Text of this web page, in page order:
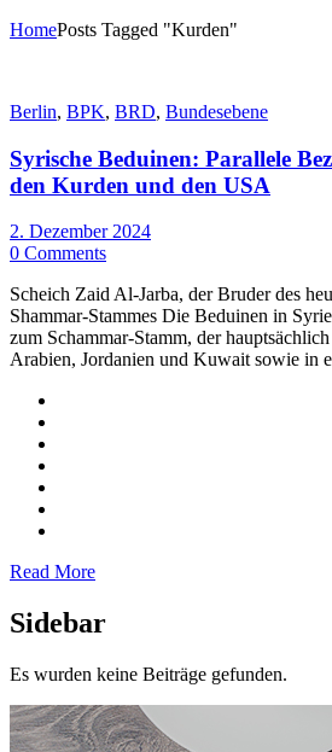
HomePosts Tagged "Kurden"
Berlin, BPK, BRD, Bundesebene
Syrische Beduinen: Parallele
den Kurden und den USA
2. Dezember 2024
0 Comments
Scheich Zaid Al-Jarba, der Bruder des
Shammar-Stammes Die Beduinen in
zum Schammar-Stamm, der
Arabien, Jordanien und Kuwait sowie in
Read More
Sidebar
Es wurden keine Beiträge gefunden.